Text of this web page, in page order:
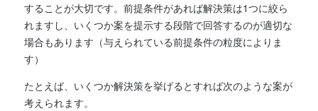
することが大切です。前提条件があれば解決策は1つに絞ら
れますし、いくつか案を提示する段階で回答するのが適切な
場合もあります（与えられている前提条件の粒度によりま
す）
たとえば、いくつか解決策を挙げるとすれば次のような案が
考えられます。